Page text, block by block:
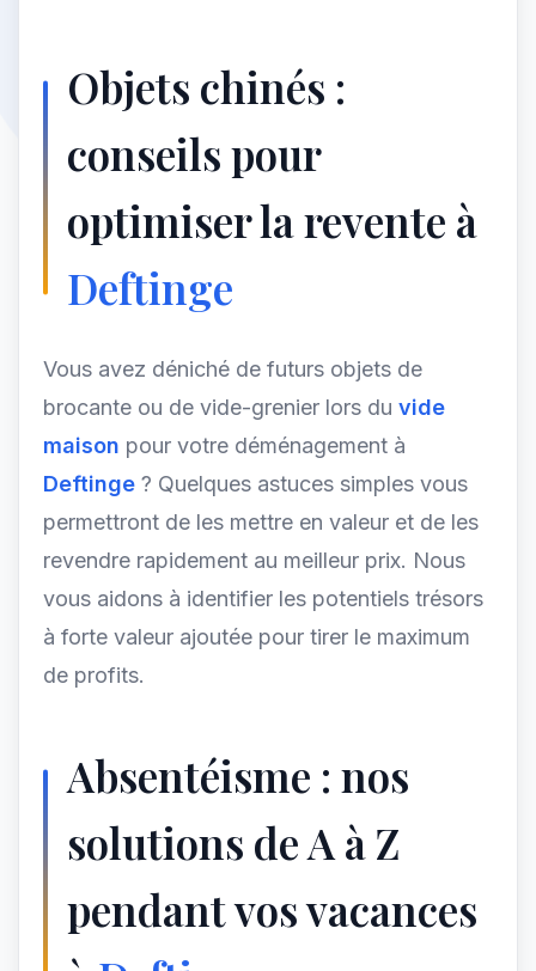
Objets chinés :
conseils pour
optimiser la revente à
Deftinge
Vous avez déniché de futurs objets de
brocante ou de vide-grenier lors du vide
maison pour votre déménagement à
Deftinge ? Quelques astuces simples vous
permettront de les mettre en valeur et de les
revendre rapidement au meilleur prix. Nous
vous aidons à identifier les potentiels trésors
à forte valeur ajoutée pour tirer le maximum
de profits.
Absentéisme : nos
solutions de A à Z
pendant vos vacances